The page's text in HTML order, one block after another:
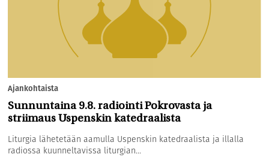
Ajankohtaista
Sunnuntaina 9.8. radiointi Pokrovasta ja
striimaus Uspenskin katedraalista
Liturgia lähetetään aamulla Uspenskin katedraalista ja illalla
radiossa kuunneltavissa liturgian...